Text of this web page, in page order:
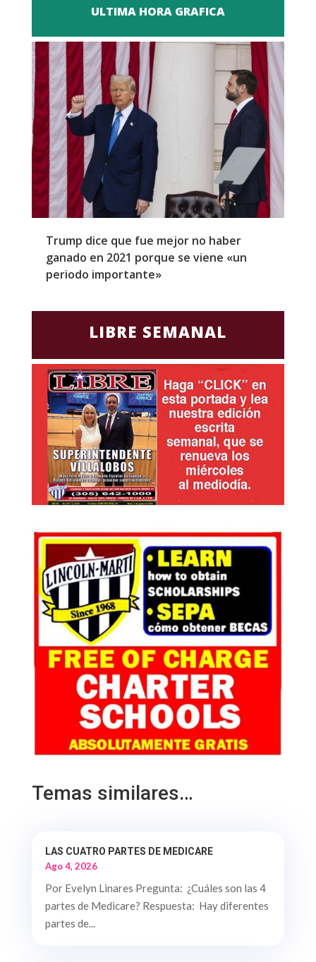
ULTIMA HORA GRAFICA
Trump dice que fue mejor no haber
ganado en 2021 porque se viene «un
periodo importante»
LIBRE SEMANAL
Temas similares…
LAS CUATRO PARTES DE MEDICARE
Ago 4, 2026
Por Evelyn Linares Pregunta: ¿Cuáles son las 4
partes de Medicare? Respuesta: Hay diferentes
partes de...